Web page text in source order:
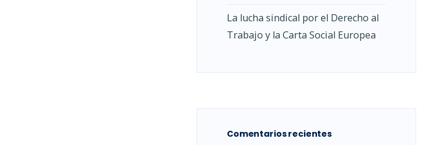
La lucha sindical por el Derecho al
Trabajo y la Carta Social Europea
Comentarios recientes